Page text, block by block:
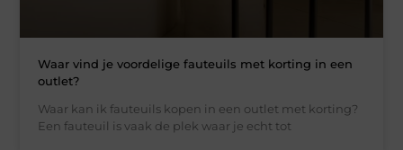
Waar vind je voordelige fauteuils met korting in een
outlet?
Waar kan ik fauteuils kopen in een outlet met korting?
Een fauteuil is vaak de plek waar je echt tot